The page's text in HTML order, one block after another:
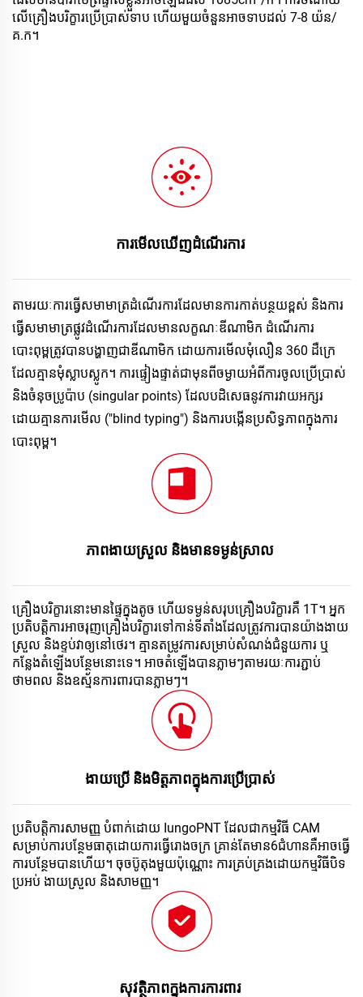
លើ​គ្រឿង​បរិក្ខារ​ប្រើ​ប្រាស់​ទាប ហើយ​មួយ​ចំនួន​អាច​ទាប​ដល់ 7-8 យ៉ន/
គ.ក។
ការមើលឃើញដំណើរការ
តាម​រយៈ​ការ​ធ្វើ​សមាមាត្រ​ដំណើរការ​ដែល​មាន​ការ​កាត់​បន្ថយ​ខ្ពស់ និង​ការ​
ធ្វើ​សមាមាត្រ​ផ្លូវ​ដំណើរការ​ដែល​មាន​លក្ខណៈ​ឌីណាមិក ដំណើរការ​
បោះពុម្ព​ត្រូវ​បាន​បង្ហាញ​ជា​ឌីណាមិក ដោយ​ការ​មើល​មុំ​លឿន 360 ដឺក្រេ​
ដែល​គ្មាន​មុំ​ស្លាប​ស្លូក។ ការ​ផ្ទៀងផ្ទាត់​ជាមុន​ពី​ចម្ងាយ​អំពី​ការ​ចូល​ប្រើប្រាស់
និង​ចំនុច​ប្រូប៉ាប (singular points) ដែល​បដិសេធនូវ​ការ​វាយ​អក្សរ​
ដោយ​គ្មាន​ការ​មើល ("blind typing") និង​ការ​បង្កើន​ប្រសិទ្ធភាព​ក្នុង​ការ​
បោះពុម្ព។
ភាព​ងាយ​ស្រួល និង​មាន​ទម្ងន់​ស្រាល
គ្រឿងបរិក្ខារនោះមានផ្ទៃក្នុងតូច ហើយទម្ងន់សរុបគ្រឿងបរិក្ខារគឺ​ 1T។ អ្នក
ប្រតិបត្តិការអាចរុញគ្រឿងបរិក្ខារទៅកាន់ទីតាំងដែលត្រូវការបានយ៉ាងងាយ
ស្រួល និង​ខ្ទប់វាឲ្យ​នៅ​ថេរ។ គ្មាន​តម្រូវការ​សម្រាប់​សំណង់​ជំនួយការ ឬ​
កន្លែង​តំឡើង​បន្ថែម​នោះទេ។ អាច​តំឡើង​បាន​ភ្លាមៗ​តាម​រយៈ​ការ​ភ្ជាប់​
ថាមពល និង​ឧស្ម័ន​ការពារ​បាន​ភ្លាម​ៗ​។
ងាយ​ប្រើ និង​មិត្តភាព​ក្នុង​ការ​ប្រើប្រាស់
ប្រតិបត្តិការ​សាមញ្ញ បំពាក់ដោយ IungoPNT ដែលជា​កម្មវិធី CAM
សម្រាប់​ការ​បន្ថែម​ធាតុ​ដោយ​ការ​ធ្វើ​រោងចក្រ គ្រាន់​តែ​មាន​6​ជំហាន​គឺ​អាច​ធ្វើ​
ការ​បន្ថែម​បាន​ហើយ។ ចុច​ប៊ូតុង​មួយ​ប៉ុណ្ណោះ ការ​គ្រប់​គ្រង​ដោយ​កម្មវិធី​បិទ​
ប្រអប់ ងាយ​ស្រួល និង​សាមញ្ញ​។
សុវត្ថិភាព​ក្នុង​ការ​ការពារ